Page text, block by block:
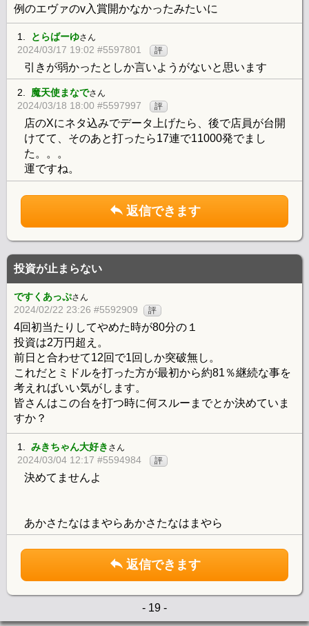
例のエヴァのv入賞開かなかったみたいに
1. とらばーゆさん
2024/03/17 19:02 #5597801 評
引きが弱かったとしか言いようがないと思います
2. 魔天使まなでさん
2024/03/18 18:00 #5597997 評
店のXにネタ込みでデータ上げたら、後で店員が台開
けてて、そのあと打ったら17連で11000発でまし
た。。。
運ですね。
返信できます
投資が止まらない
ですくあっぷさん
2024/02/22 23:26 #5592909 評
4回初当たりしてやめた時が80分の１
投資は2万円超え。
前日と合わせて12回で1回しか突破無し。
これだとミドルを打った方が最初から約81％継続な事を
考えればいい気がします。
皆さんはこの台を打つ時に何スルーまでとか決めていま
すか？
1. みきちゃん大好き さん
2024/03/04 12:17 #5594984 評
決めてませんよ
あかさたなはまやらあかさたなはまやら
返信できます
- 19 -